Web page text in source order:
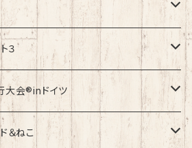
３
大会®︎inドイツ
大会®︎inドイツ Light
＆ねこ